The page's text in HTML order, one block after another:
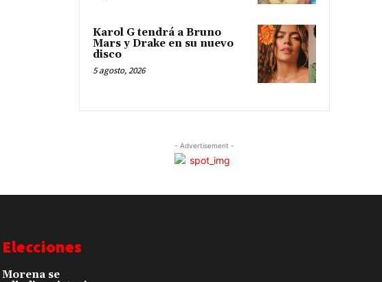
Karol G tendrá a Bruno
Mars y Drake en su nuevo
disco
5 agosto, 2026
- Advertisement -
Elecciones
Morena se